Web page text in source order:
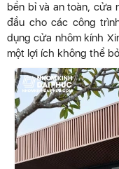
bền bỉ và an toàn, cửa
đầu cho các công
dụng cửa nhôm kính
một lợi ích không thể